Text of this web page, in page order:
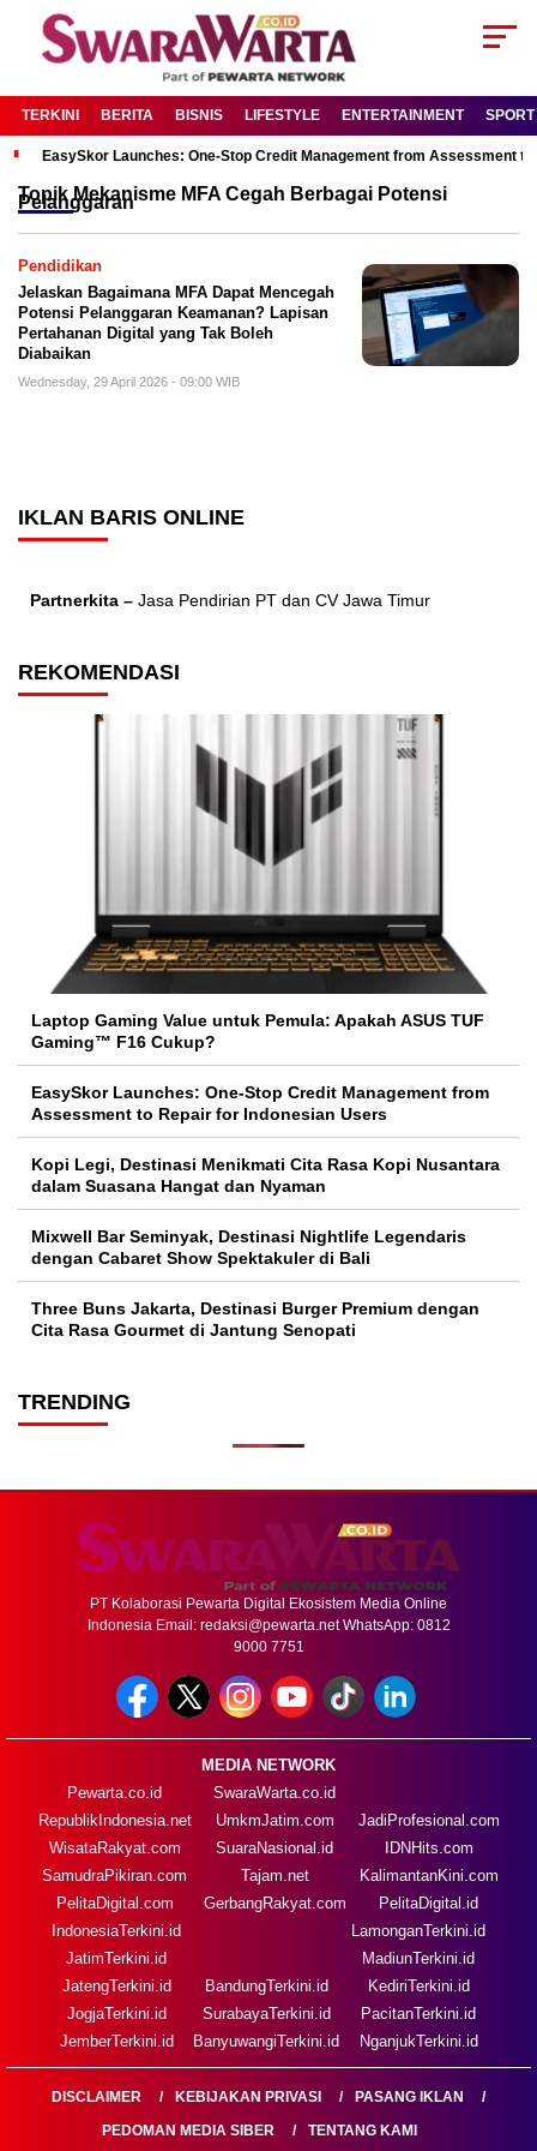
TERKINI BERITA BISNIS LIFESTYLE ENTERTAINMENT SPORT
EasySkor Launches: One-Stop Credit Management from Assessment
TopikMekanisme MFA Cegah Berbagai Potensi
Pelanggaran
Pendidikan
Jelaskan Bagaimana MFA Dapat Mencegah
Potensi Pelanggaran Keamanan? Lapisan
Pertahanan Digital yang Tak Boleh
Diabaikan
Wednesday, 29 April 2026 - 09:00 WIB
IKLAN BARIS ONLINE
Partnerkita – Jasa Pendirian PT dan CV Jawa Timur
REKOMENDASI
Laptop Gaming Value untuk Pemula: Apakah ASUS TUF
Gaming™ F16 Cukup?
EasySkor Launches: One-Stop Credit Management from
Assessment to Repair for Indonesian Users
Kopi Legi, Destinasi Menikmati Cita Rasa Kopi Nusantara
dalam Suasana Hangat dan Nyaman
Mixwell Bar Seminyak, Destinasi Nightlife Legendaris
dengan Cabaret Show Spektakuler di Bali
Three Buns Jakarta, Destinasi Burger Premium dengan
Cita Rasa Gourmet di Jantung Senopati
TRENDING
PT Kolaborasi Pewarta Digital Ekosistem Media Online
Indonesia Email: redaksi@pewarta.netWhatsApp: 0812
9000 7751
MEDIA NETWORK
Pewarta.co.id
RepublikIndonesia.net
WisataRakyat.com
SamudraPikiran.com
PelitaDigital.com
SwaraWarta.co.id
UmkmJatim.com
SuaraNasional.id
Tajam.net
GerbangRakyat.com
JadiProfesional.com
IDNHits.com
KalimantanKini.com
PelitaDigital.id
IndonesiaTerkini.id
JatimTerkini.id
JatengTerkini.id
JogjaTerkini.id
JemberTerkini.id
BandungTerkini.id
SurabayaTerkini.id
BanyuwangiTerkini.id
LamonganTerkini.id
MadiunTerkini.id
KediriTerkini.id
PacitanTerkini.id
NganjukTerkini.id
DISCLAIMER KEBIJAKAN PRIVASI
PASANG IKLAN
PEDOMAN MEDIA SIBER
TENTANG KAMI